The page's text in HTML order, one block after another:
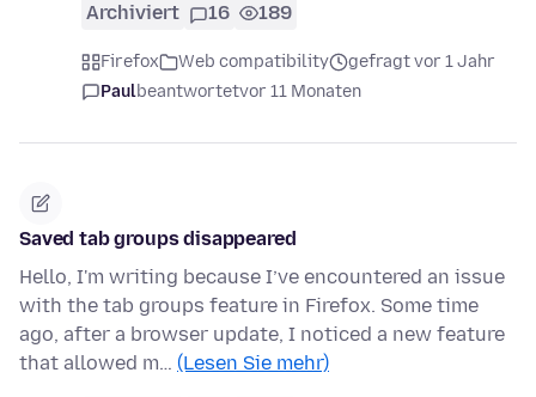
Archiviert 16 189
Firefox Web compatibility
gefragt vor 1 Jahr
Paulbeantwortetvor 11 Monaten
Saved tab groups disappeared
Hello, I'm writing because I’ve encountered an issue
with the tab groups feature in Firefox. Some time
ago, after a browser update, I noticed a new feature
that allowed m… (Lesen Sie mehr)